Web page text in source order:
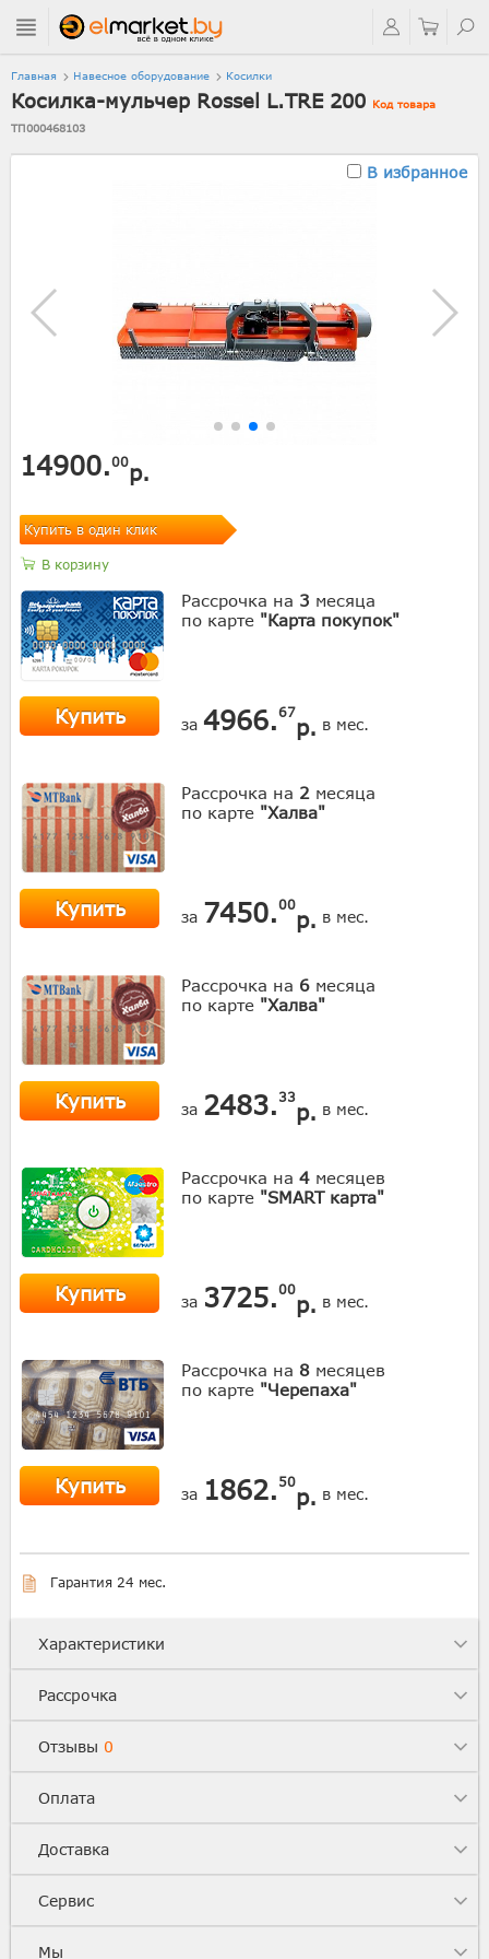
Главная Навесное оборудование Косилки
Косилка-мульчер Rossel L.TRE 200 Код товара
ТП000468103
В избранное
14900.00р.
Купить в один клик
В корзину
Рассрочка на 3 месяца
по карте "Карта покупок"
Купить за 4966.67
р. в мес.
Рассрочка на 2 месяца
по карте "Халва"
Купить за 7450.00
р. в мес.
Рассрочка на 6 месяца
по карте "Халва"
Купить за 2483. 33
р. в мес.
Рассрочка на 4 месяцев
по карте "SMART карта"
Купить за 3725.00
р. в мес.
Рассрочка на 8 месяцев
по карте "Черепаха"
Купить за 1862. 50
р. в мес.
Гарантия 24 мес.
Характеристики
Рассрочка
Отзывы 0
Оплата
Доставка
Сервис
Мы